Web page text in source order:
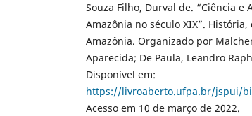
Souza Filho, Durval de. “Ciência
Amazônia no século XIX”.
Amazônia. Organizado por
Aparecida; De Paula, Leandro
Disponível em:
https://livroaberto.ufpa.br/jspui/
Acesso em 10 de março de 2022.